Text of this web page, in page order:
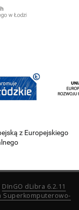
z Europejskiego
DInGO dLibra 6.2.11
Superkomputerowo-